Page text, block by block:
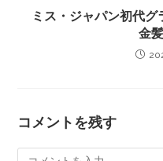
ミス・ジャパン初代
金
コメントを残す